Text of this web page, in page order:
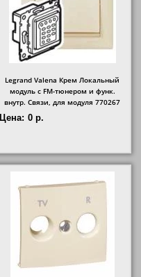
Legrand Valena Крем Локальный
модуль с FM-тюнером и функ.
внутр. Связи, для модуля 770267
Цена: 0 р.